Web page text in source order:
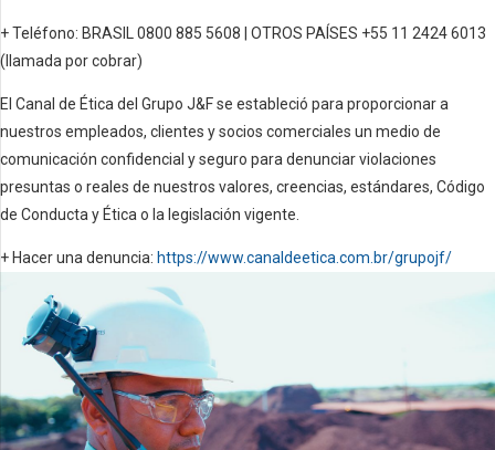
+ Teléfono: BRASIL 0800 885 5608 | OTROS PAÍSES +55 11 2424 6013
(llamada por cobrar)
El Canal de Ética del Grupo J&F se estableció para proporcionar a
nuestros empleados, clientes y socios comerciales un medio de
comunicación confidencial y seguro para denunciar violaciones
presuntas o reales de nuestros valores, creencias, estándares, Código
de Conducta y Ética o la legislación vigente.
+ Hacer una denuncia: https://www.canaldeetica.com.br/grupojf/